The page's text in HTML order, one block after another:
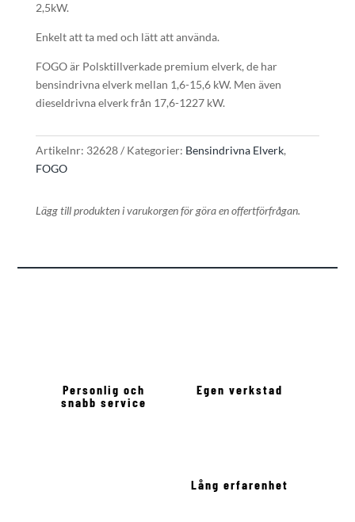
2,5kW.
Enkelt att ta med och lätt att använda.
FOGO är Polsktillverkade premium elverk, de har
bensindrivna elverk mellan 1,6-15,6 kW. Men även
dieseldrivna elverk från 17,6-1227 kW.
Artikelnr: 32628 Kategorier: Bensindrivna Elverk,
FOGO
Lägg till produkten i varukorgen för göra en offertförfrågan.
Personlig och
snabb service
Egen verkstad
Lång erfarenhet